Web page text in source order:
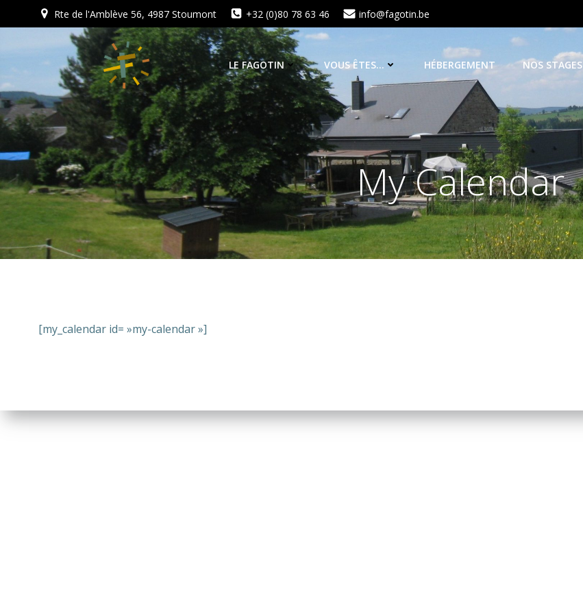
au
Rte de l'Amblève 56, 4987 Stoumont +32 (0)80 78 63 46 info@fagotin.be
LE FAGOTIN VOUS ÊTES… HÉBERGEMENT NOS STAGES
My Calendar
[my_calendar id= »my-calendar »]